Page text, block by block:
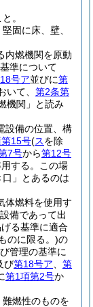
。
固に床、壁、
内燃機関を原動
準について
号ア並びに第
いて、 第2条第
機関」と読み
設備の位置、構
15号(スを除
7号から第12号
する。
この場
口」とあるのは
体燃料を使用す
備であって出
る基準に適合
のに限る。)の
管理の基準に
び第18号ア
第
第1項第2号か
燃性のものを